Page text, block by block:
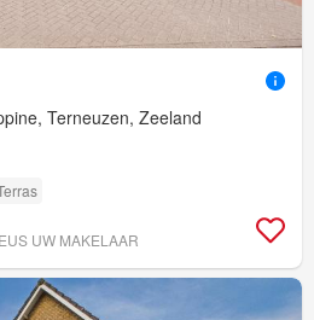
Terneuzen, Zeeland
UW MAKELAAR